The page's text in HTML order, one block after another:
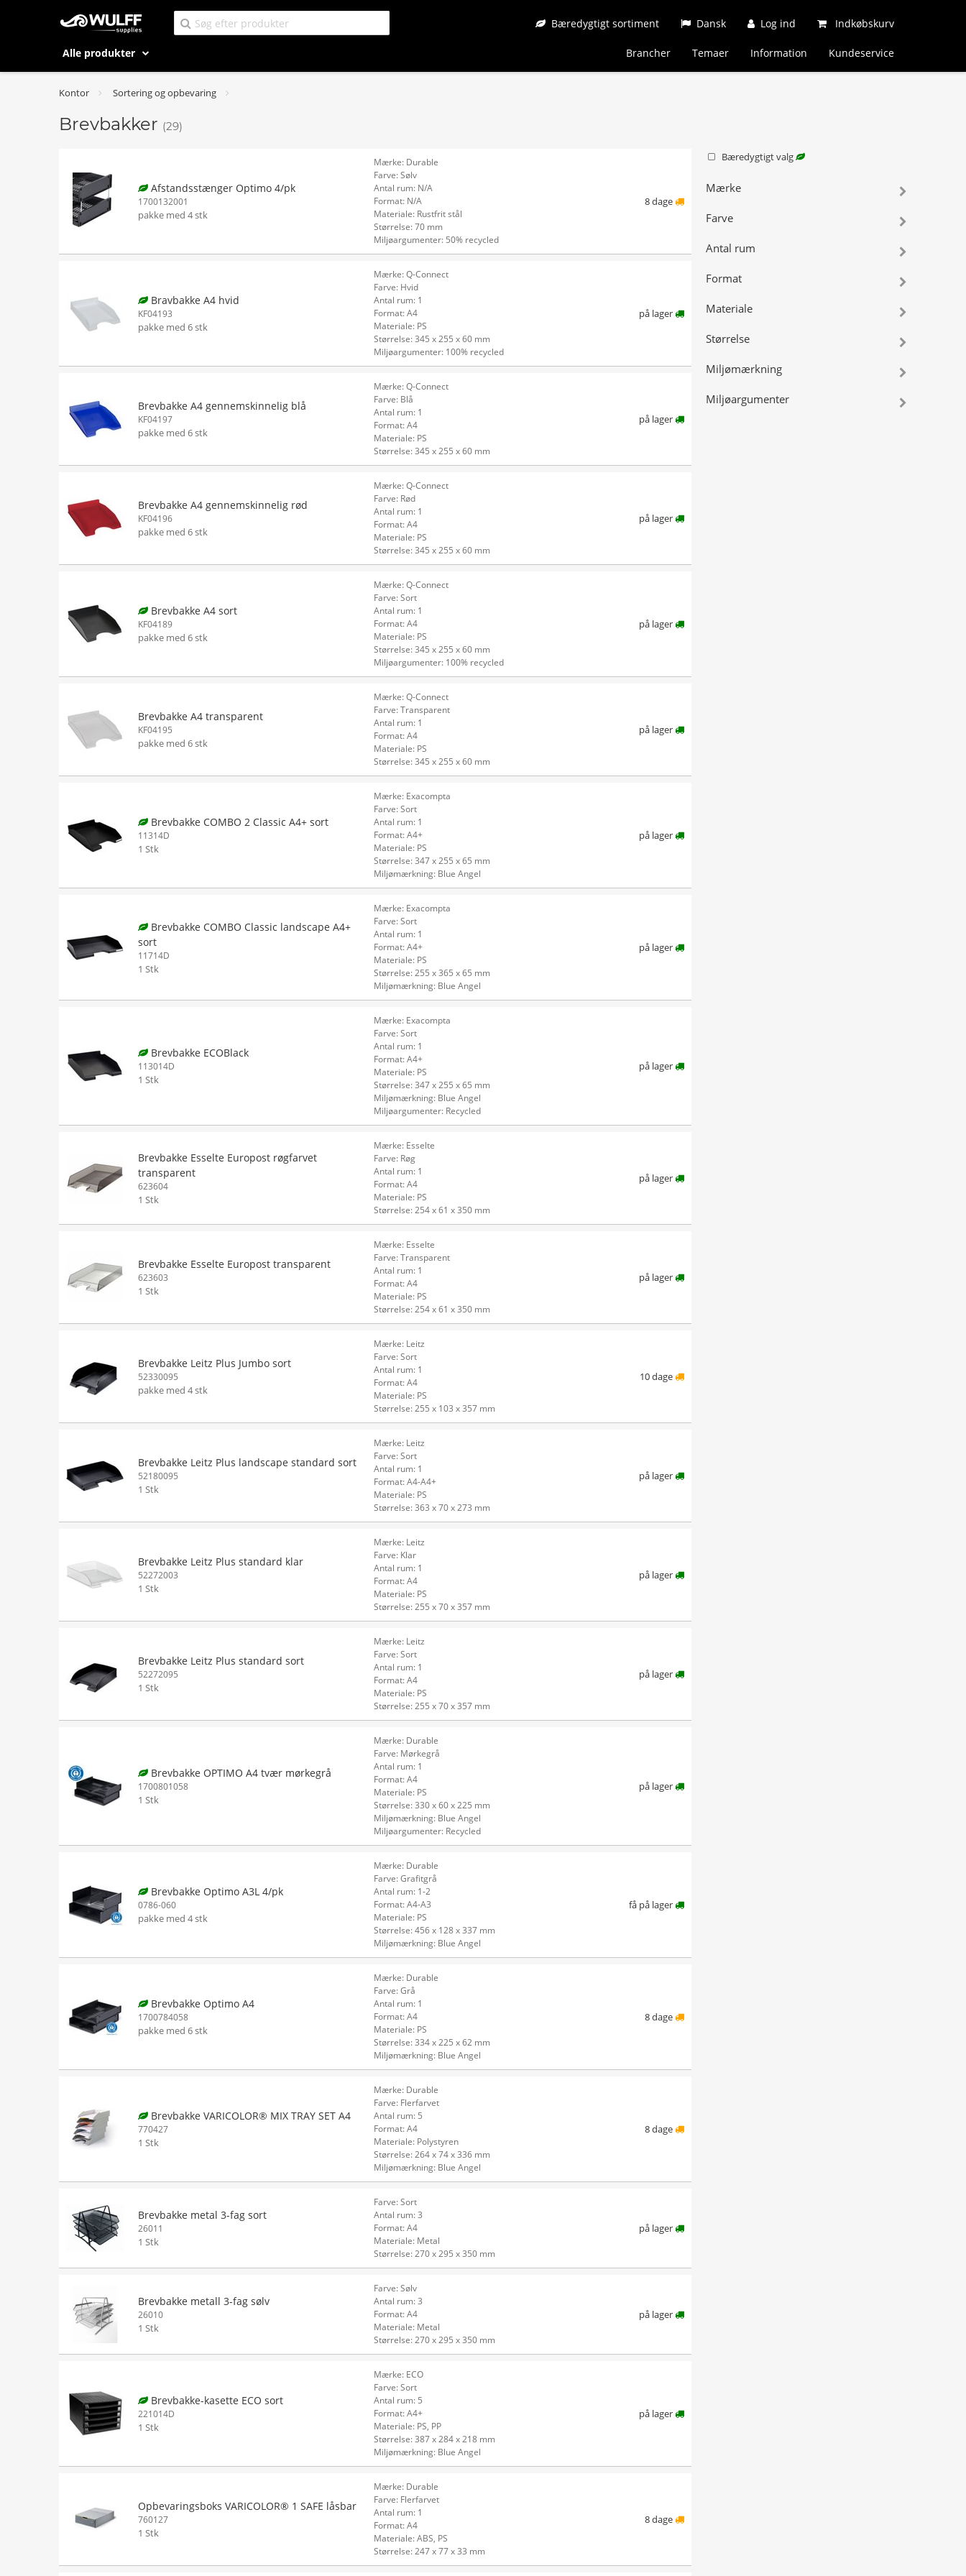
Bæredygtigt sortiment Dansk Log ind Indkøbskurv
Alle produkter Brancher Temaer Information Kundeservice
Kontor Sortering og opbevaring
Brevbakker (29)
Afstandsstænger Optimo 4/pk
1700132001
pakke med 4 stk
Mærke: Durable
Farve: Sølv
Antal rum: N/A
Format: N/A
Materiale: Rustfrit stål
Størrelse: 70 mm
Miljøargumenter: 50% recycled
8 dage
Bravbakke A4 hvid
KF04193
pakke med 6 stk
Mærke: Q-Connect
Farve: Hvid
Antal rum: 1
Format: A4
Materiale: PS
Størrelse: 345 x 255 x 60 mm
Miljøargumenter: 100% recycled
på lager
Brevbakke A4 gennemskinnelig blå
KF04197
pakke med 6 stk
Mærke: Q-Connect
Farve: Blå
Antal rum: 1
Format: A4
Materiale: PS
Størrelse: 345 x 255 x 60 mm
på lager
Brevbakke A4 gennemskinnelig rød
KF04196
pakke med 6 stk
Mærke: Q-Connect
Farve: Rød
Antal rum: 1
Format: A4
Materiale: PS
Størrelse: 345 x 255 x 60 mm
på lager
Brevbakke A4 sort
KF04189
pakke med 6 stk
Mærke: Q-Connect
Farve: Sort
Antal rum: 1
Format: A4
Materiale: PS
Størrelse: 345 x 255 x 60 mm
Miljøargumenter: 100% recycled
på lager
Brevbakke A4 transparent
KF04195
pakke med 6 stk
Mærke: Q-Connect
Farve: Transparent
Antal rum: 1
Format: A4
Materiale: PS
Størrelse: 345 x 255 x 60 mm
på lager
Brevbakke COMBO 2 Classic A4+ sort
11314D
1 Stk
Mærke: Exacompta
Farve: Sort
Antal rum: 1
Format: A4+
Materiale: PS
Størrelse: 347 x 255 x 65 mm
Miljømærkning: Blue Angel
på lager
Brevbakke COMBO Classic landscape A4+
sort
11714D
1 Stk
Mærke: Exacompta
Farve: Sort
Antal rum: 1
Format: A4+
Materiale: PS
Størrelse: 255 x 365 x 65 mm
Miljømærkning: Blue Angel
på lager
Brevbakke ECOBlack
113014D
1 Stk
Mærke: Exacompta
Farve: Sort
Antal rum: 1
Format: A4+
Materiale: PS
Størrelse: 347 x 255 x 65 mm
Miljømærkning: Blue Angel
Miljøargumenter: Recycled
på lager
Brevbakke Esselte Europost røgfarvet
transparent
623604
1 Stk
Mærke: Esselte
Farve: Røg
Antal rum: 1
Format: A4
Materiale: PS
Størrelse: 254 x 61 x 350 mm
på lager
Brevbakke Esselte Europost transparent
623603
1 Stk
Mærke: Esselte
Farve: Transparent
Antal rum: 1
Format: A4
Materiale: PS
Størrelse: 254 x 61 x 350 mm
på lager
Brevbakke Leitz Plus Jumbo sort
52330095
pakke med 4 stk
Mærke: Leitz
Farve: Sort
Antal rum: 1
Format: A4
Materiale: PS
Størrelse: 255 x 103 x 357 mm
10 dage
Brevbakke Leitz Plus landscape standard sort
52180095
1 Stk
Mærke: Leitz
Farve: Sort
Antal rum: 1
Format: A4-A4+
Materiale: PS
Størrelse: 363 x 70 x 273 mm
på lager
Brevbakke Leitz Plus standard klar
52272003
1 Stk
Mærke: Leitz
Farve: Klar
Antal rum: 1
Format: A4
Materiale: PS
Størrelse: 255 x 70 x 357 mm
på lager
Brevbakke Leitz Plus standard sort
52272095
1 Stk
Mærke: Leitz
Farve: Sort
Antal rum: 1
Format: A4
Materiale: PS
Størrelse: 255 x 70 x 357 mm
på lager
Brevbakke OPTIMO A4 tvær mørkegrå
1700801058
1 Stk
Mærke: Durable
Farve: Mørkegrå
Antal rum: 1
Format: A4
Materiale: PS
Størrelse: 330 x 60 x 225 mm
Miljømærkning: Blue Angel
Miljøargumenter: Recycled
på lager
Brevbakke Optimo A3L 4/pk
0786-060
pakke med 4 stk
Mærke: Durable
Farve: Grafitgrå
Antal rum: 1-2
Format: A4-A3
Materiale: PS
Størrelse: 456 x 128 x 337 mm
Miljømærkning: Blue Angel
få på lager
Brevbakke Optimo A4
1700784058
pakke med 6 stk
Mærke: Durable
Farve: Grå
Antal rum: 1
Format: A4
Materiale: PS
Størrelse: 334 x 225 x 62 mm
Miljømærkning: Blue Angel
8 dage
Brevbakke VARICOLOR® MIX TRAY SET A4
770427
1 Stk
Mærke: Durable
Farve: Flerfarvet
Antal rum: 5
Format: A4
Materiale: Polystyren
Størrelse: 264 x 74 x 336 mm
Miljømærkning: Blue Angel
8 dage
Brevbakke metal 3-fag sort
26011
1 Stk
Farve: Sort
Antal rum: 3
Format: A4
Materiale: Metal
Størrelse: 270 x 295 x 350 mm
på lager
Brevbakke metall 3-fag sølv
26010
1 Stk
Farve: Sølv
Antal rum: 3
Format: A4
Materiale: Metal
Størrelse: 270 x 295 x 350 mm
på lager
Brevbakke-kasette ECO sort
221014D
1 Stk
Mærke: ECO
Farve: Sort
Antal rum: 5
Format: A4+
Materiale: PS, PP
Størrelse: 387 x 284 x 218 mm
Miljømærkning: Blue Angel
på lager
Opbevaringsboks VARICOLOR® 1 SAFE låsbar
760127
1 Stk
Mærke: Durable
Farve: Flerfarvet
Antal rum: 1
Format: A4
Materiale: ABS, PS
Størrelse: 247 x 77 x 33 mm
8 dage
Bæredygtigt valg
Mærke
Farve
Antal rum
Format
Materiale
Størrelse
Miljømærkning
Miljøargumenter